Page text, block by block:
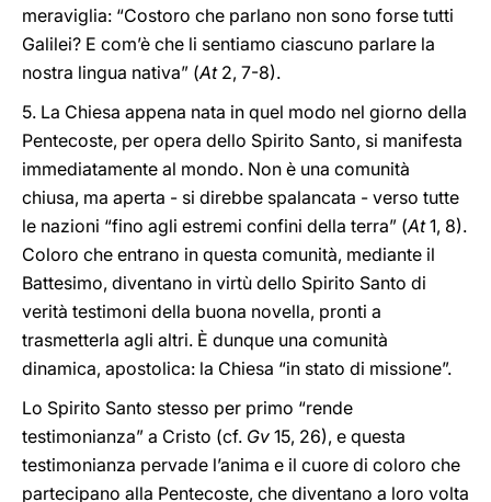
meraviglia: “Costoro che parlano non sono forse tutti
Galilei? E com’è che li sentiamo ciascuno parlare la
nostra lingua nativa” (At2, 7-8).
5. La Chiesa appena nata in quel modo nel giorno della
Pentecoste, per opera dello Spirito Santo, si manifesta
immediatamente al mondo. Non è una comunità
chiusa, ma aperta - si direbbe spalancata - verso tutte
le nazioni “fino agli estremi confini della terra” (At1, 8).
Coloro che entrano in questa comunità, mediante il
Battesimo, diventano in virtù dello Spirito Santo di
verità testimoni della buona novella, pronti a
trasmetterla agli altri. È dunque una comunità
dinamica, apostolica: la Chiesa “in stato di missione”.
Lo Spirito Santo stesso per primo “rende
testimonianza” a Cristo (cf. Gv 15, 26), e questa
testimonianza pervade l’anima e il cuore di coloro che
partecipano alla Pentecoste, che diventano a loro volta